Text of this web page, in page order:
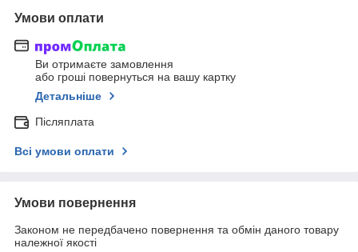
Умови оплати
Ви отримаєте замовлення
або гроші повернуться на вашу картку
Детальніше
Післяплата
Всі умови оплати
Умови повернення
Законом не передбачено повернення та обмін даного товару
належної якості